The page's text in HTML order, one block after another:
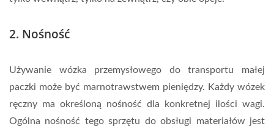
2. Nośność
Używanie wózka przemysłowego do transportu małej
paczki może być marnotrawstwem pieniędzy. Każdy wózek
ręczny ma określoną nośność dla konkretnej ilości wagi.
Ogólna nośność tego sprzętu do obsługi materiałów jest